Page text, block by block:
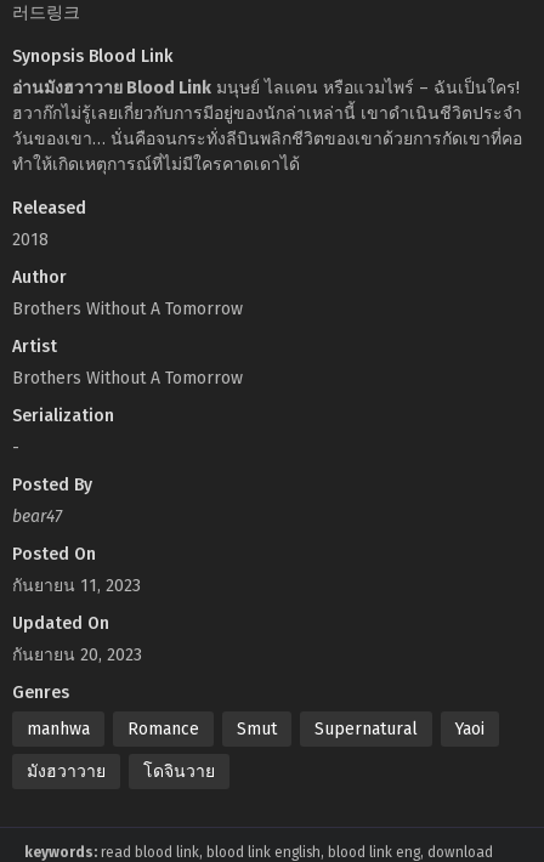
러드링크
Synopsis Blood Link
อ่านมังฮวาวาย Blood Link มนุษย์ ไลแคน หรือแวมไพร์ – ฉันเป็นใคร!
ฮวาก๊กไม่รู้เลยเกี่ยวกับการมีอยู่ของนักล่าเหล่านี้ เขาดำเนินชีวิตประจำ
วันของเขา… นั่นคือจนกระทั่งลีบินพลิกชีวิตของเขาด้วยการกัดเขาที่คอ
ทำให้เกิดเหตุการณ์ที่ไม่มีใครคาดเดาได้
Released
2018
Author
Brothers Without A Tomorrow
Artist
Brothers Without A Tomorrow
Serialization
-
Posted By
bear47
Posted On
กันยายน 11, 2023
Updated On
กันยายน 20, 2023
Genres
manhwa
Romance Smut Supernatural Yaoi
มังฮวาวาย โดจินวาย
keywords: read blood link, blood link english, blood link eng, download